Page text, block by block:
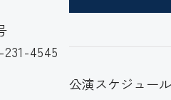
4545
公演スケジュール